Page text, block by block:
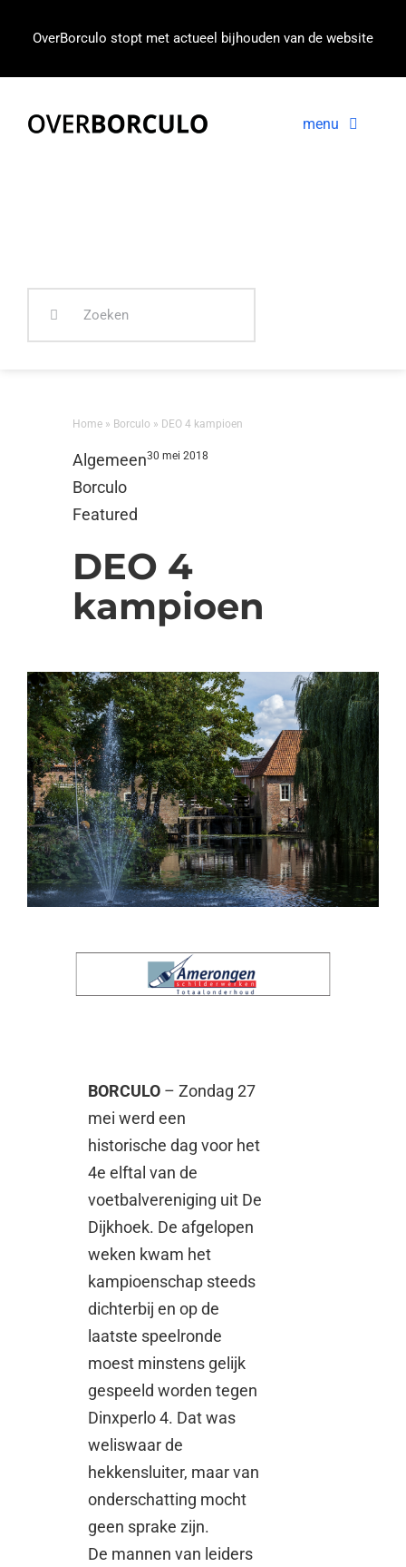
OverBorculo stopt met actueel bijhouden van de website
menu
Home » Borculo » DEO 4 kampioen
Algemeen
Borculo
Featured
30 mei 2018
DEO 4
kampioen
BORCULO – Zondag 27
mei werd een
historische dag voor het
4e elftal van de
voetbalvereniging uit De
Dijkhoek. De afgelopen
weken kwam het
kampioenschap steeds
dichterbij en op de
laatste speelronde
moest minstens gelijk
gespeeld worden tegen
Dinxperlo 4. Dat was
weliswaar de
hekkensluiter, maar van
onderschatting mocht
geen sprake zijn.
De mannen van leiders